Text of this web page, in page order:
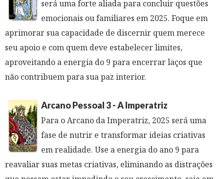
será uma forte aliada para concluir questões
emocionais ou familiares em 2025. Foque em
aprimorar sua capacidade de discernir quem merece
seu apoio e com quem deve estabelecer limites,
aproveitando a energia do 9 para encerrar laços que
não contribuem para sua paz interior.
Arcano Pessoal 3 - A Imperatriz
Para o Arcano da Imperatriz, 2025 será uma
fase de nutrir e transformar ideias criativas
em realidade. Use a energia do ano 9 para
reavaliar suas metas criativas, eliminando as distrações